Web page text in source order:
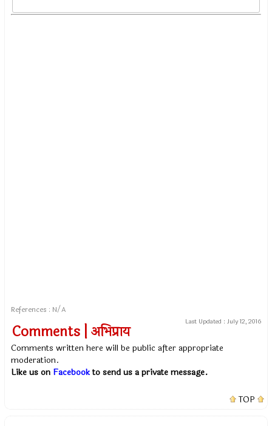
References : N/A
Last Updated : July 12, 2016
Comments | अभिप्राय
Comments written here will be public after appropriate
moderation.
Like us on Facebookto send us a private message.
TOP